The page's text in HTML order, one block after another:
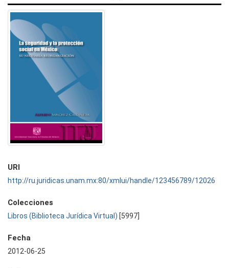
URI
http://ru.juridicas.unam.mx:80/xmlui/handle/123456789/12026
Colecciones
Libros (Biblioteca Jurídica Virtual) [5997]
Fecha
2012-06-25